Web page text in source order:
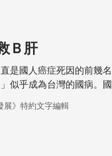
Ｂ肝
是國人癌症死因的前幾
似乎成為台灣的國病。
討B型肝炎病毒、病患與
展》特約文字編輯